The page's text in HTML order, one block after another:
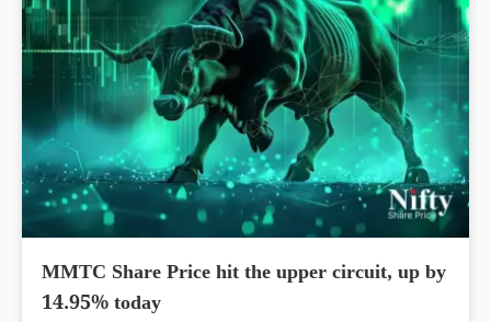
MMTC Share Price hit the upper circuit, up by
14.95% today